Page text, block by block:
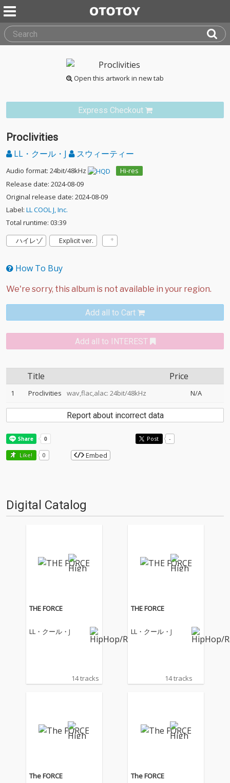
Open this artwork in new tab
Express Checkout
Proclivities
LL・クール・J スウィーティー
Audio format: 24bit/48kHz
Hi-res
Release date: 2024-08-09
Original release date: 2024-08-09
Label: LL COOL J, Inc.
Total runtime: 03:39
ハイレゾ
Explicit ver.
How To Buy
Add all to Cart
Add all to INTEREST
Title Price
1 Proclivities wav,flac,alac: 24bit/48kHz N/A
Report about incorrect data
Post -
Like! 0 Embed
Digital Catalog
THE FORCE
LL・クール・J
14 tracks
THE FORCE
LL・クール・J
14 tracks
The FORCE The FORCE